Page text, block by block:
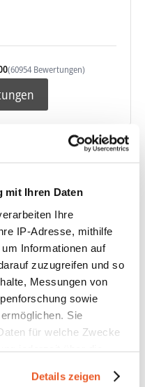
mit Ihren Daten
Ihre
IP-Adresse, mithilfe
Informationen auf
zuzugreifen und so
Messungen von
sowie
Sie
für welche Zwecke
jederzeit über die
Details zeigen
(60954 Bewertungen)